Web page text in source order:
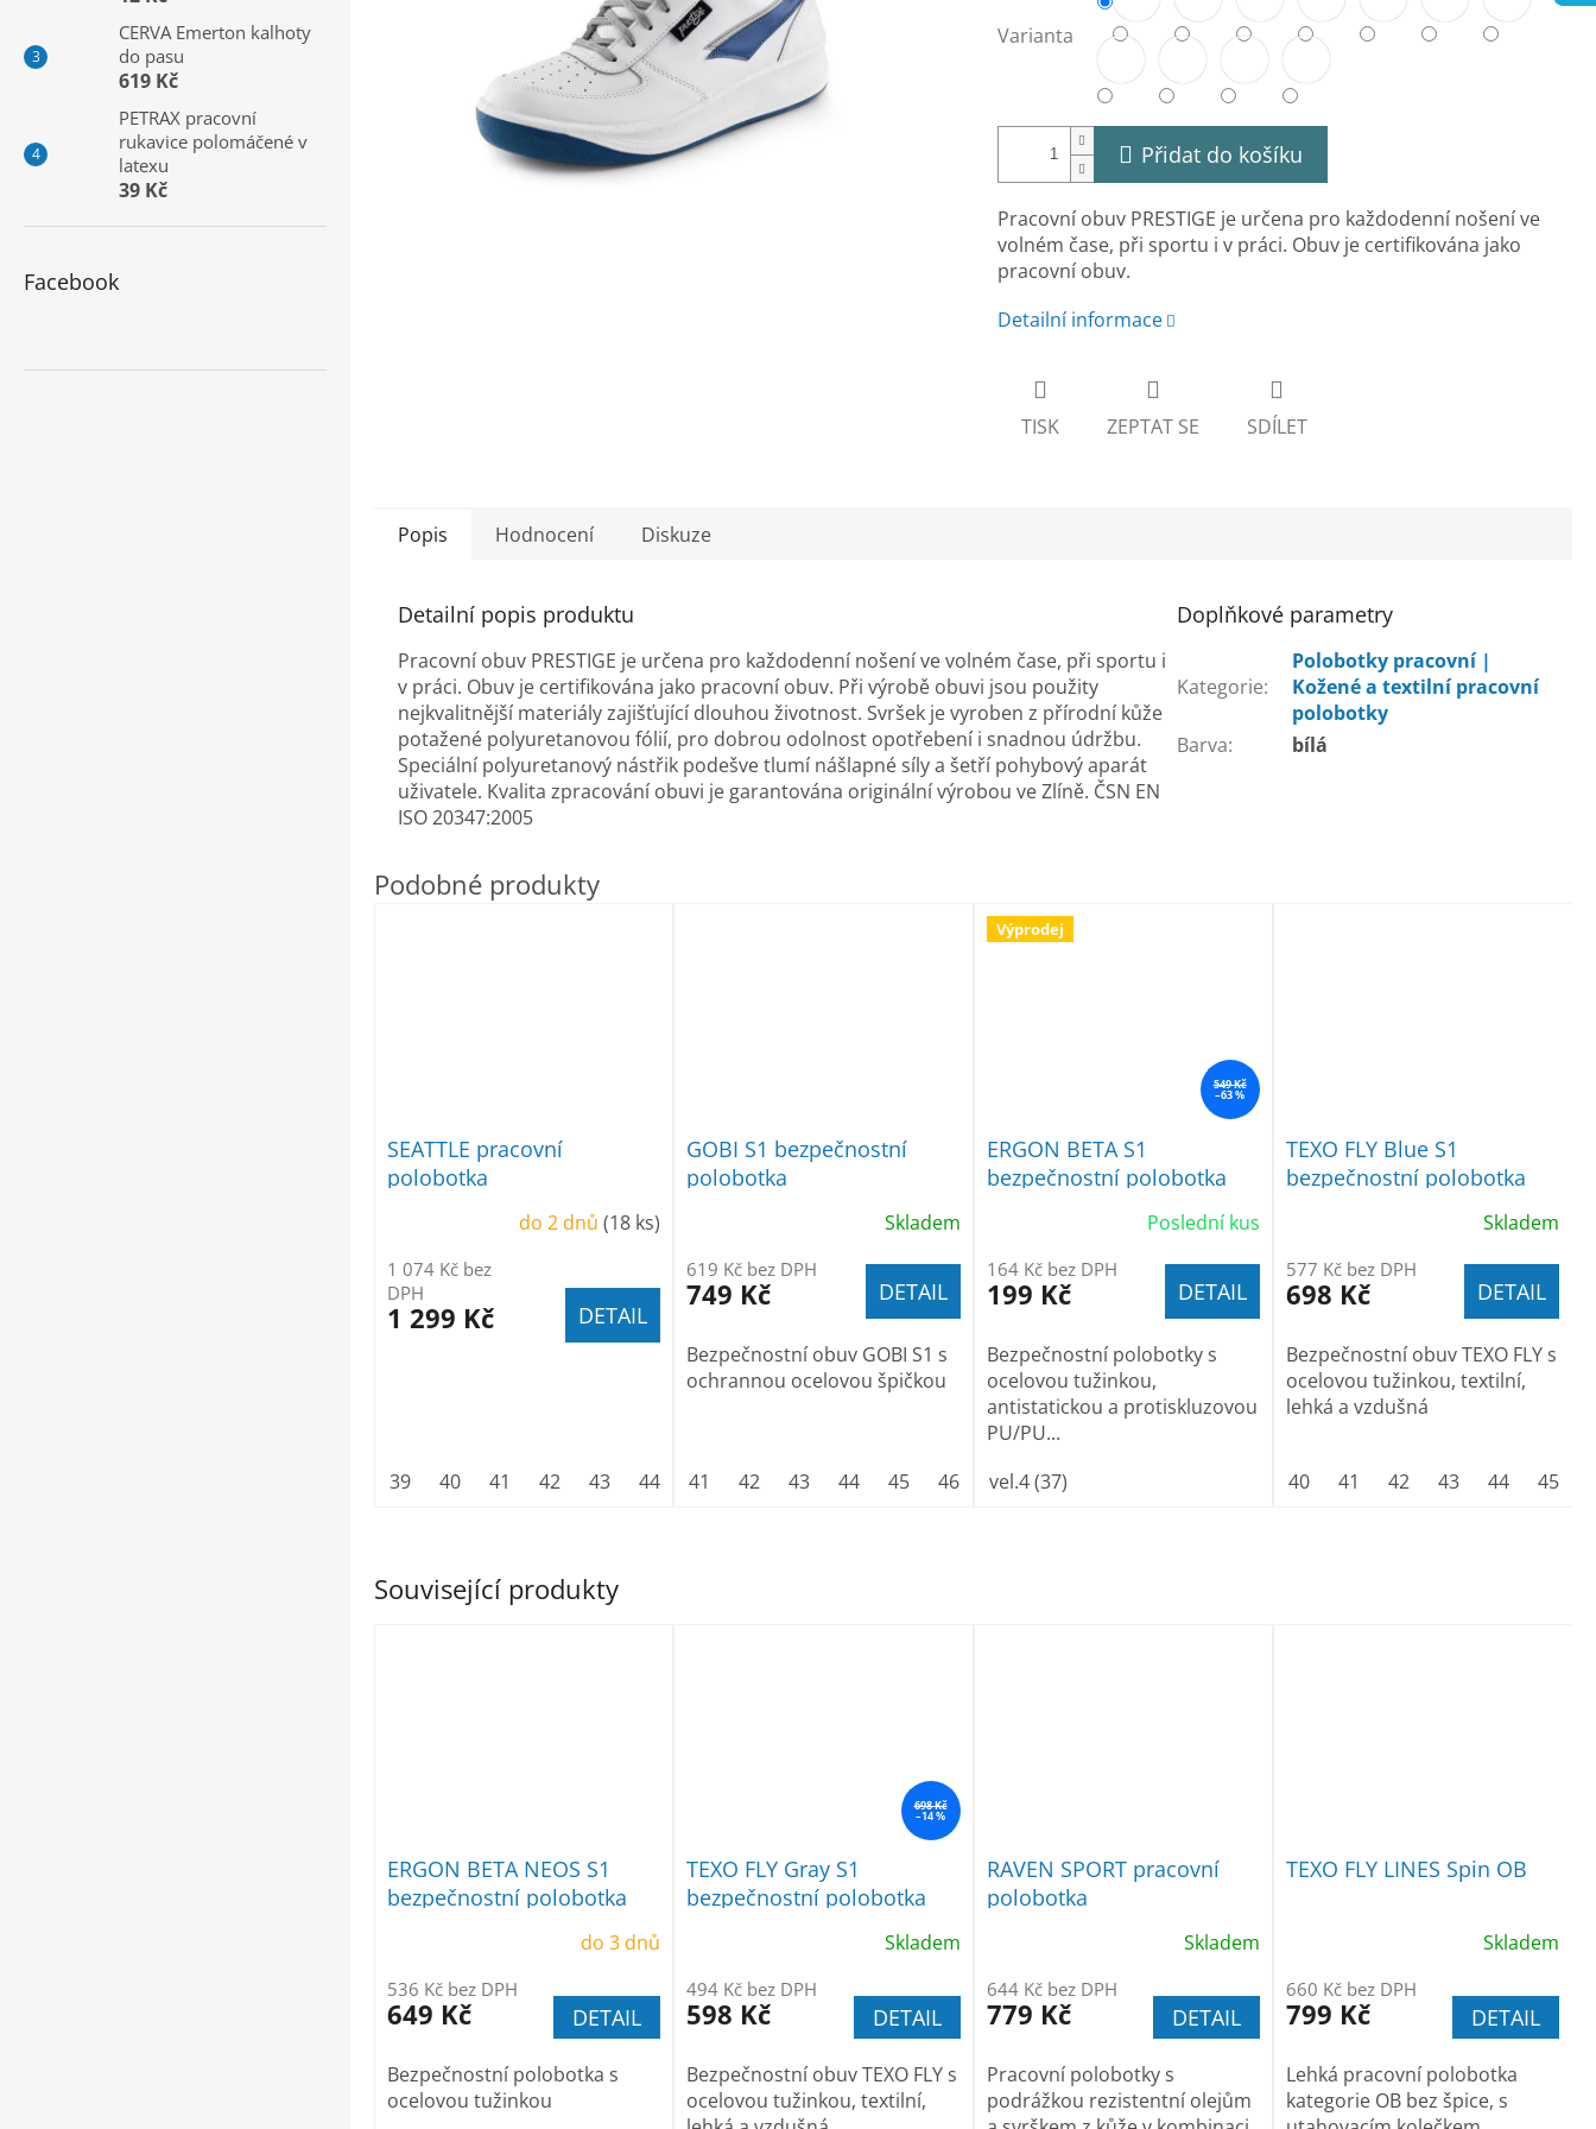
CERVA Emerton kalhoty
do pasu
619 Kč
PETRAX pracovní
rukavice polomáčené v
latexu
39 Kč
Facebook
Varianta
Přidat do košíku
Pracovní obuv PRESTIGE je určena pro každodenní nošení ve
volném čase, při sportu i v práci. Obuv je certifikována jako
pracovní obuv.
Detailní informace
TISK ZEPTAT SE SDÍLET
Související produkty
ERGON BETA NEOS S1
bezpečnostní polobotka
do 3 dnů
536 Kč bez DPH
649 Kč DETAIL
Bezpečnostní polobotka s
ocelovou tužinkou
698 Kč
–14 %
TEXO FLY Gray S1
bezpečnostní polobotka
Skladem
494 Kč bez DPH
598 Kč DETAIL
Bezpečnostní obuv TEXO FLY s
ocelovou tužinkou, textilní,
RAVEN SPORT pracovní
polobotka
Skladem
644 Kč bez DPH
779 Kč DETAIL
Pracovní polobotky s
podrážkou rezistentní olejům
TEXO FLY LINES Spin OB
Skladem
660 Kč bez DPH
799 Kč DETAIL
Lehká pracovní polobotka
kategorie OB bez špice, s
Popis Hodnocení Diskuze
Detailní popis produktu
Pracovní obuv PRESTIGE je určena pro každodenní nošení ve volném čase, při sportu i
v práci. Obuv je certifikována jako pracovní obuv. Při výrobě obuvi jsou použity
nejkvalitnější materiály zajišťující dlouhou životnost. Svršek je vyroben z přírodní kůže
potažené polyuretanovou fólií, pro dobrou odolnost opotřebení i snadnou údržbu.
Speciální polyuretanový nástřik podešve tlumí nášlapné síly a šetří pohybový aparát
uživatele. Kvalita zpracování obuvi je garantována originální výrobou ve Zlíně. ČSN EN
ISO 20347:2005
Doplňkové parametry
Kategorie:
Polobotky pracovní |
Kožené a textilní pracovní
polobotky
Barva: bílá
SEATTLE pracovní
polobotka
do 2 dnů(18 ks)
1 074 Kč bez
DPH
1 299 Kč DETAIL
39 40 41 42 43 44 45 46 47
GOBI S1 bezpečnostní
polobotka
Skladem
619 Kč bez DPH
749 Kč DETAIL
Bezpečnostní obuv GOBI S1 s
ochrannou ocelovou špičkou
41 42 43 44 45 46 47
Výprodej
549 Kč
–63 %
ERGON BETA S1
bezpečnostní polobotka
Poslední kus
164 Kč bez DPH
199 Kč DETAIL
Bezpečnostní polobotky s
ocelovou tužinkou,
antistatickou a protiskluzovou
PU/PU...
vel.4 (37)
TEXO FLY Blue S1
bezpečnostní polobotka
Skladem
577 Kč bez DPH
698 Kč DETAIL
Bezpečnostní obuv TEXO FLY s
ocelovou tužinkou, textilní,
lehká a vzdušná
40 41 42 43 44 45